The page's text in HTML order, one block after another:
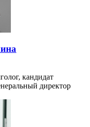
кандидат
директор